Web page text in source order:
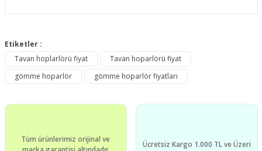
Yorum Yaz
konularda yetersiz gördüğünüz noktaları öneri formunu
Görüş ve önerileriniz için teşekkür ederiz.
Ürün açıklamasında eksik bilgiler bulunuyor.
Ürün fiyatı diğer sitelerden daha pahalı.
Etiketler :
Tavan hoplarlörü fiyat
Tavan hoparlörü fiyat
gömme hoparlör
gömme hoparlör fiyatları
Tüm ürünlerimiz orijinal ve
Ücretsiz Kargo 1.000 TL ve Üzeri